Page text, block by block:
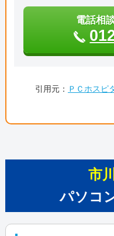
電話相
引用元： ＰＣホスピ
市
パソコ